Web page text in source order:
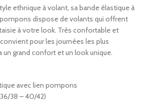
ethnique à volant, sa bande élastique à
dispose de volants qui offrent
à votre look. Très confortable et
pour les journées les plus
un grand confort et un look unique.
avec lien pompons
38 – 40/42)